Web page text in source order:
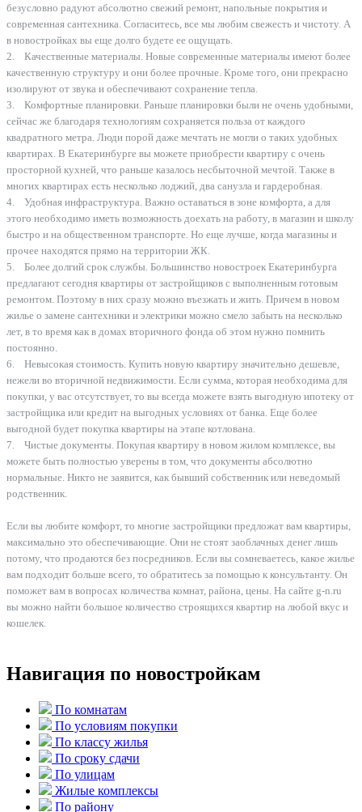
безусловно радуют абсолютно свежий ремонт, напольные покрытия и
современная сантехника. Согласитесь, все мы любим свежесть и чистоту. А
в новостройках вы еще долго будете ее ощущать.
2. Качественные материалы. Новые современные материалы имеют более
качественную структуру и они более прочные. Кроме того, они прекрасно
изолируют от звука и обеспечивают сохранение тепла.
3. Комфортные планировки. Раньше планировки были не очень удобными,
сейчас же благодаря технологиям сохраняется польза от каждого
квадратного метра. Люди порой даже мечтать не могли о таких удобных
квартирах. В Екатеринбурге вы можете приобрести квартиру с очень
просторной кухней, что раньше казалось несбыточной мечтой. Также в
многих квартирах есть несколько лоджий, два санузла и гардеробная.
4. Удобная инфраструктура. Важно оставаться в зоне комфорта, а для
этого необходимо иметь возможность доехать на работу, в магазин и школу
быстро и на общественном транспорте. Но еще лучше, когда магазины и
прочее находятся прямо на территории ЖК.
5. Более долгий срок службы. Большинство новостроек Екатеринбурга
предлагают сегодня квартиры от застройщиков с выполненным готовым
ремонтом. Поэтому в них сразу можно въезжать и жить. Причем в новом
жилье о замене сантехники и электрики можно смело забыть на несколько
лет, в то время как в домах вторичного фонда об этом нужно помнить
постоянно.
6. Невысокая стоимость. Купить новую квартиру значительно дешевле,
нежели во вторичной недвижимости. Если сумма, которая необходима для
покупки, у вас отсутствует, то вы всегда можете взять выгодную ипотеку от
застройщика или кредит на выгодных условиях от банка. Еще более
выгодной будет покупка квартиры на этапе котлована.
7. Чистые документы. Покупая квартиру в новом жилом комплексе, вы
можете быть полностью уверены в том, что документы абсолютно
нормальные. Никто не заявится, как бывший собственник или неведомый
родственник.
Если вы любите комфорт, то многие застройщики предложат вам квартиры,
максимально это обеспечивающие. Они не стоят заоблачных денег лишь
потому, что продаются без посредников. Если вы сомневаетесь, какое жилье
вам подходит больше всего, то обратитесь за помощью к консультанту. Он
поможет вам в вопросах количества комнат, района, цены. На сайте g-n.ru
вы можно найти большое количество строящихся квартир на любой вкус и
кошелек.
Навигация по новостройкам
По комнатам
По условиям покупки
По классу жилья
По сроку сдачи
По улицам
Жилые комплексы
По району